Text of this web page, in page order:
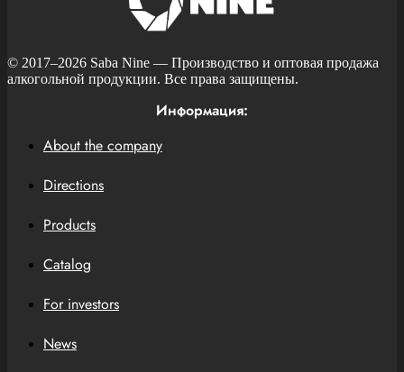
© 2017–2026 Saba Nine — Производство и оптовая продажа
алкогольной продукции. Все права защищены.
Информация:
About the company
Directions
Products
Catalog
For investors
News